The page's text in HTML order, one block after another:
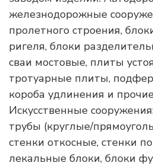
железнодорожные
пролетного строения,
ригеля, блоки
сваи мостовые, плиты
тротуарные плиты,
короба удлинения и
Искусственные
трубы (круглые/
стенки откосные, стенки
лекальные блоки, блоки